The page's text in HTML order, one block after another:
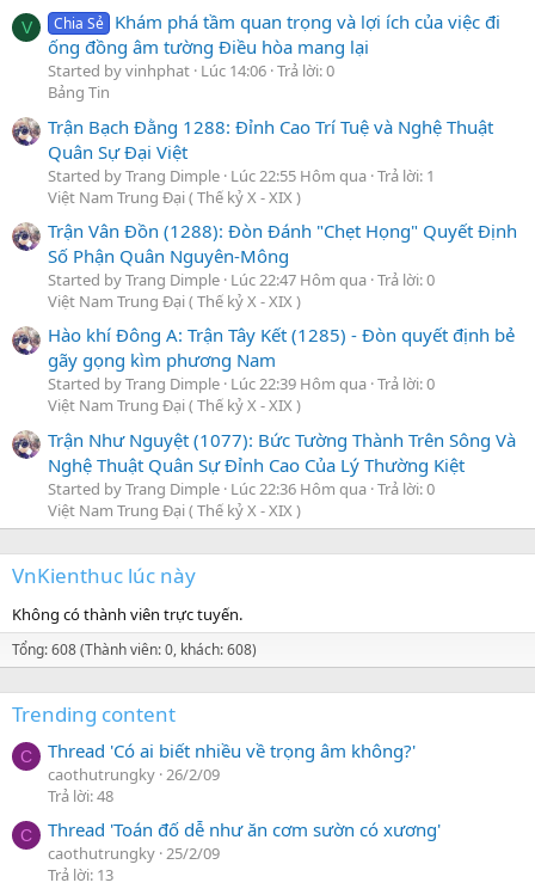
V Chia Sẻ Khám phá tầm quan trọng và lợi ích của việc đi
ống đồng âm tường Điều hòa mang lại
Started by vinhphat Lúc 14:06 Trả lời: 0
Bảng Tin
Trận Bạch Đằng 1288: Đỉnh Cao Trí Tuệ và Nghệ Thuật
Quân Sự Đại Việt
Started by Trang Dimple Lúc 22:55 Hôm qua Trả lời: 1
Việt Nam Trung Đại ( Thế kỷ X - XIX )
Trận Vân Đồn (1288): Đòn Đánh "Chẹt Họng" Quyết Định
Số Phận Quân Nguyên-Mông
Started by Trang Dimple Lúc 22:47 Hôm qua Trả lời: 0
Việt Nam Trung Đại ( Thế kỷ X - XIX )
Hào khí Đông A: Trận Tây Kết (1285) - Đòn quyết định bẻ
gãy gọng kìm phương Nam
Started by Trang Dimple Lúc 22:39 Hôm qua Trả lời: 0
Việt Nam Trung Đại ( Thế kỷ X - XIX )
Trận Như Nguyệt (1077): Bức Tường Thành Trên Sông Và
Nghệ Thuật Quân Sự Đỉnh Cao Của Lý Thường Kiệt
Started by Trang Dimple Lúc 22:36 Hôm qua Trả lời: 0
Việt Nam Trung Đại ( Thế kỷ X - XIX )
VnKienthuc lúc này
Không có thành viên trực tuyến.
Tổng: 608 (Thành viên: 0, khách: 608)
Trending content
C Thread 'Có ai biết nhiều về trọng âm không?'
caothutrungky 26/2/09
Trả lời: 48
C Thread 'Toán đố dễ như ăn cơm sườn có xương'
caothutrungky 25/2/09
Trả lời: 13